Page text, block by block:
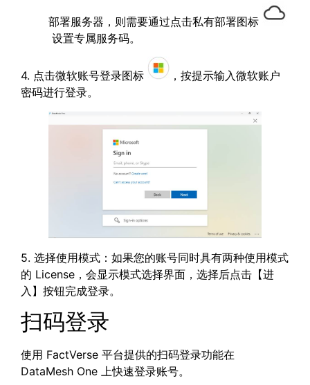
部署服务器，则需要通过点击私有部署图标
设置专属服务码。
4. 点击微软账号登录图标
，按提示输入微软账户
密码进行登录。
5. 选择使用模式：如果您的账号同时具有两种使用模式
的 License，会显示模式选择界面，选择后点击【进
入】按钮完成登录。
扫码登录
使用 FactVerse 平台提供的扫码登录功能在
DataMesh One 上快速登录账号。